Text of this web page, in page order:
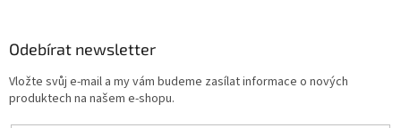
Odebírat newsletter
Vložte svůj e-mail a my vám budeme zasílat informace o nových
produktech na našem e-shopu.